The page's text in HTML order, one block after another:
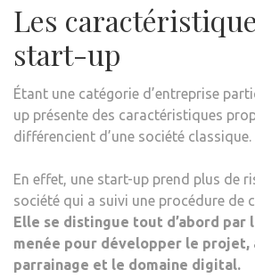
Les
start-up
Étant une catégorie d’entreprise
up présente des caractéristiques
différencient d’une société classique.
En effet, une start-up prend plus de
société qui a suivi une procédure de
Elle se distingue tout d’abord par
menée pour développer le projet,
parrainage et le domaine digital.